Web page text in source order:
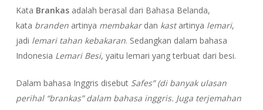
Kata Brankasadalah berasal dari Bahasa Belanda,
kata brandenartinya membakardan kastartinya lemari,
jadi lemari tahan kebakaran. Sedangkan dalam bahasa
Indonesia Lemari Besi, yaitu lemari yang terbuat dari besi.
Dalam bahasa Inggris disebut Safes” (di banyak ulasan
perihal “brankas” dalam bahasa inggris. Juga terjemahan